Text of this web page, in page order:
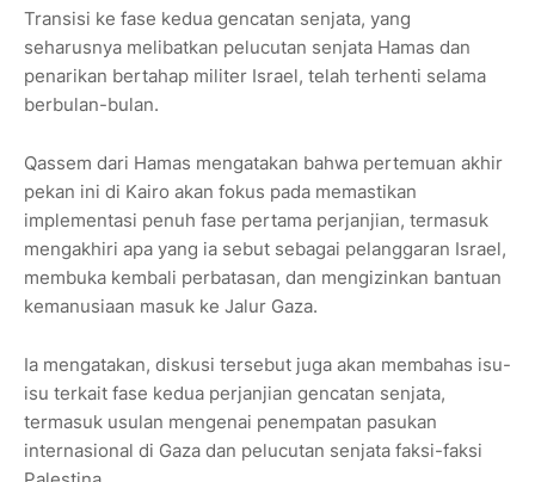
Transisi ke fase kedua gencatan senjata, yang
seharusnya melibatkan pelucutan senjata Hamas dan
penarikan bertahap militer Israel, telah terhenti selama
berbulan-bulan.
Qassem dari Hamas mengatakan bahwa pertemuan akhir
pekan ini di Kairo akan fokus pada memastikan
implementasi penuh fase pertama perjanjian, termasuk
mengakhiri apa yang ia sebut sebagai pelanggaran Israel,
membuka kembali perbatasan, dan mengizinkan bantuan
kemanusiaan masuk ke Jalur Gaza.
Ia mengatakan, diskusi tersebut juga akan membahas isu-
isu terkait fase kedua perjanjian gencatan senjata,
termasuk usulan mengenai penempatan pasukan
internasional di Gaza dan pelucutan senjata faksi-faksi